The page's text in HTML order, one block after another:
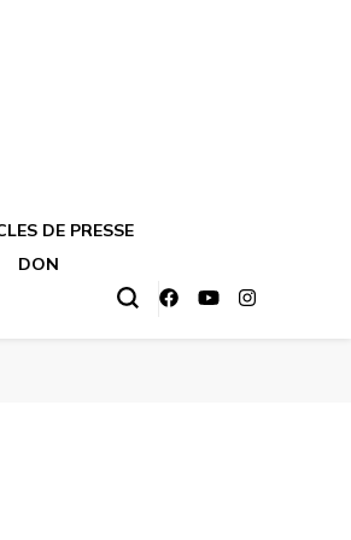
DE PRESSE
DON